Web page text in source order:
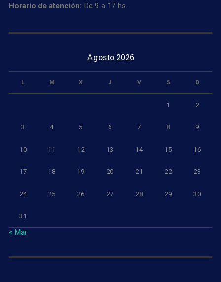
Horario de atención: De 9 a 17 hs.
Agosto 2026
L M X J V S D
1 2
3 4 5 6 7 8 9
10 11 12 13 14 15 16
17 18 19 20 21 22 23
24 25 26 27 28 29 30
31
« Mar